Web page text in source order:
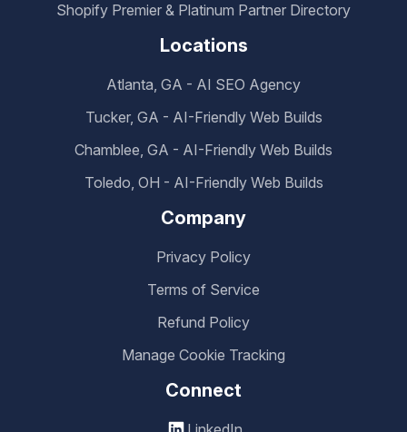
Shopify Premier & Platinum Partner Directory
Locations
Atlanta, GA - AI SEO Agency
Tucker, GA - AI-Friendly Web Builds
Chamblee, GA - AI-Friendly Web Builds
Toledo, OH - AI-Friendly Web Builds
Company
Privacy Policy
Terms of Service
Refund Policy
Manage Cookie Tracking
Connect